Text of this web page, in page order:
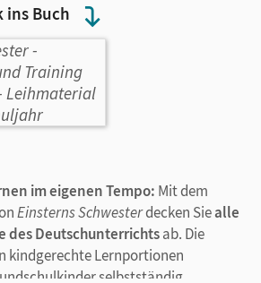
ins Buch
im eigenen Tempo: Mit dem
Einsterns Schwesterdecken Siealle
des Deutschunterrichtsab. Die
kindgerechte Lernportionen
selbstständig